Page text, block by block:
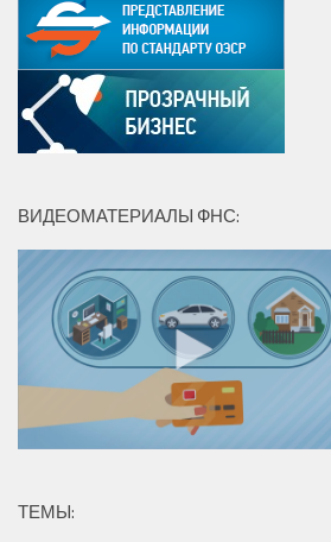
ВИДЕОМАТЕРИАЛЫ ФНС:
ТЕМЫ: